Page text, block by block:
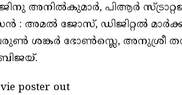
അനിൽകുമാർ, പിആർ
: അമൽ ജോസ്, ഡിജിറ്റൽ
ശങ്കർ ഭോൺസ്ലെ, അനുശ്രീ
poster out